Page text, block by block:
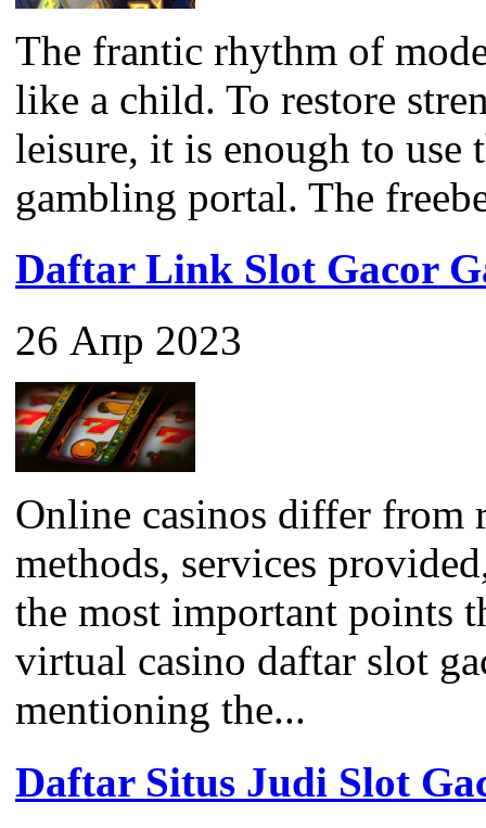
The frantic rhythm of
like a child. To restore
leisure, it is enough to use
gambling portal. The
Daftar Link Slot Gacor
26 Апр 2023
Online casinos differ from
methods, services
the most important points
virtual casino daftar slot
mentioning the...
Daftar Situs Judi Slot